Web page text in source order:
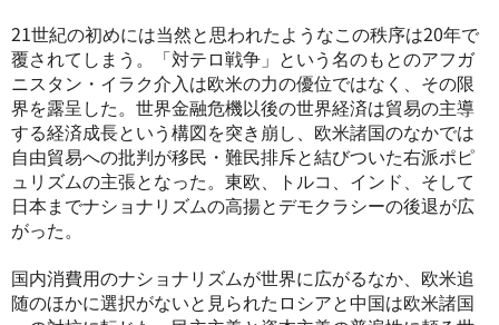
21世紀の初めには当然と思われたようなこの秩序は20年で
覆されてしまう。「対テロ戦争」という名のもとのアフガ
ニスタン・イラク介入は欧米の力の優位ではなく、その限
界を露呈した。世界金融危機以後の世界経済は貿易の主導
する経済成長という構図を突き崩し、欧米諸国のなかでは
自由貿易への批判が移民・難民排斥と結びついた右派ポピ
ュリズムの主張となった。東欧、トルコ、インド、そして
日本までナショナリズムの高揚とデモクラシーの後退が広
がった。
国内消費用のナショナリズムが世界に広がるなか、欧米追
随のほかに選択がないと見られたロシアと中国は欧米諸国